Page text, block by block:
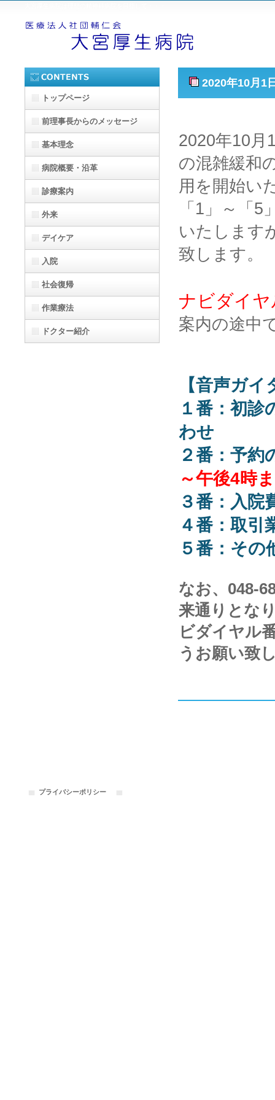
2020年10月1
2020年10月
の混雑緩和
用を開始い
「1」～「
いたします
致します。
ナビダイヤ
案内の途中
【音声ガ
１番：初診
わせ
２番：予約
～午後4時
３番：入院
４番：取引
５番：その
なお、048-
来通りとな
ビダイヤル
うお願い致
トップページ
前理事長からのメッセージ
基本理念
病院概要・沿革
診療案内
外来
デイケア
入院
社会復帰
作業療法
ドクター紹介
プライバシーポリシー